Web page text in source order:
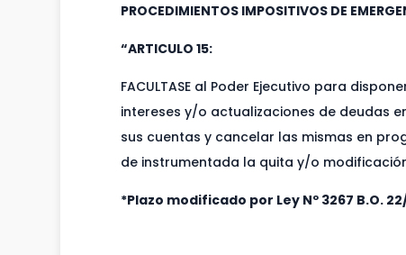
PROCEDIMIENTOS IMPOSITIVOS DE
“ARTICULO 15:
FACULTASE al Poder Ejecutivo para
intereses y/o actualizaciones de deudas
sus cuentas y cancelar las mismas en
de instrumentada la quita y/o
*Plazo modificado por Ley Nº 3267 B.O.